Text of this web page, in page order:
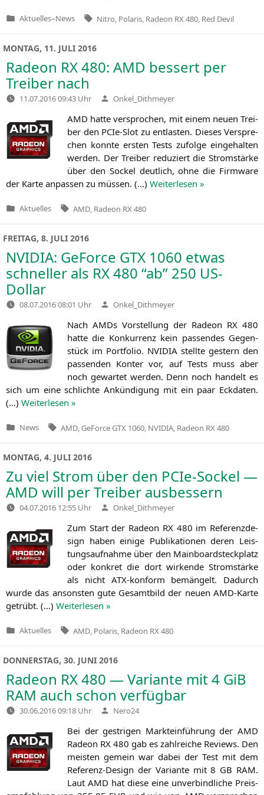
Veröffentlicht
Aktuelles–News Tags:
Nitro Polaris Radeon RX 480 Red Devil
MONTAG, 11. JULI 2016
Radeon RX480: AMD bessert per
Treiber nach
11.07.2016 09:43 Uhr Verfasst
von
Onkel_Dithmeyer
AMD hat­te ver­spro­chen, mit einem neu­en Trei­
ber den PCIe-Slot zu ent­las­ten. Die­ses Ver­spre­
chen konn­te ers­ten Tests zufol­ge ein­ge­hal­ten
wer­den. Der Trei­ber redu­ziert die Strom­stär­ke
über den Sockel deut­lich, ohne die Firm­ware
der Kar­te anpas­sen zu müs­sen. (…) Wei­ter­le­sen »
Veröffentlicht
Aktuelles Tags:
AMD Radeon RX 480
FREITAG, 8. JULI 2016
NVIDIA: GeForce GTX 1060 etwas
schneller als RX480 “ab” 250 US-
Dollar
08.07.2016 08:01 Uhr Verfasst
von
Onkel_Dithmeyer
Nach AMDs Vor­stel­lung der Rade­on RX 480
hat­te die Kon­kur­renz kein pas­sen­des Gegen­
stück im Port­fo­lio. NVIDIA stell­te gestern den
pas­sen­den Kon­ter vor, auf Tests muss aber
noch gewar­tet wer­den. Denn noch han­delt es
sich um eine schlich­te Ankün­di­gung mit ein paar Eck­da­ten.
(…) Wei­ter­le­sen »
Veröffentlicht
News Tags:
AMD GeForce GTX 1060 NVIDIA Radeon RX 480
MONTAG, 4. JULI 2016
Zu viel Strom über den PCIe-Sockel —
AMD will per Treiber ausbessern
04.07.2016 12:55 Uhr Verfasst
von
Onkel_Dithmeyer
Zum Start der Rade­on RX480 im Refe­renz­de­
sign haben eini­ge Publi­ka­tio­nen deren Leis­
tungs­auf­nah­me über den Main­board­steck­platz
oder kon­kret die dort wir­ken­de Strom­stär­ke
als nicht ATX-kon­form bemän­gelt. Dadurch
wur­de das ansons­ten gute Gesamt­bild der neu­en AMD-Kar­te
getrübt. (…) Wei­ter­le­sen »
Veröffentlicht
Aktuelles Tags:
AMD Polaris Radeon RX 480
DONNERSTAG, 30. JUNI 2016
Radeon RX480 — Variante mit 4 GiB
RAM auch schon verfügbar
30.06.2016 09:18 Uhr Verfasst
von
Nero24
Bei der gest­ri­gen Markt­ein­füh­rung der AMD
Rade­on RX 480 gab es zahl­rei­che Reviews. Den
meis­ten gemein war dabei der Test mit dem
Refe­renz-Design der Vari­an­te mit 8 GB RAM.
Laut AMD hat die­se eine unver­bind­li­che Preis­